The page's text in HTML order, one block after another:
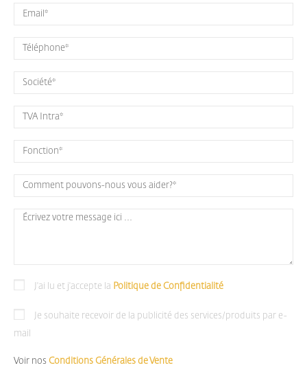
J'ai lu et j'accepte la Politique de Confidentialité
Je souhaite recevoir de la publicité des services/produits par e-
mail
Voir nos Conditions Générales de Vente